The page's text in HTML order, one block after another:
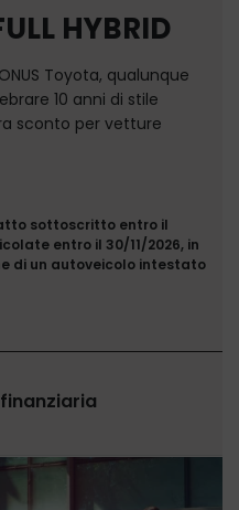
HYBRID
Toyota, qualunque
10 anni di stile
sconto per vetture
sottoscritto entro il
entro il 30/11/2026, in
di un autoveicolo intestato